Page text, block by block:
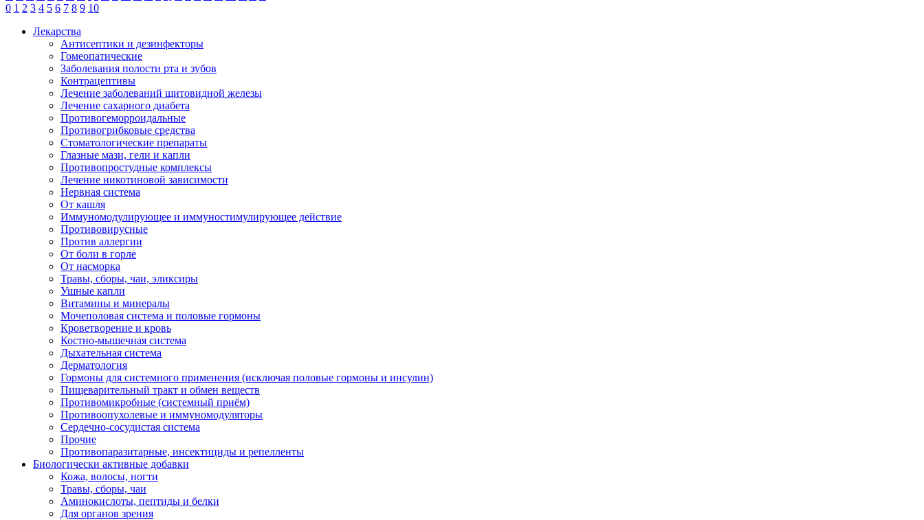
0 1 2 3 4 5 6 7 8 9 10
Лекарства
Антисептики и дезинфекторы
Гомеопатические
Заболевания полости рта и зубов
Контрацептивы
Лечение заболеваний щитовидной железы
Лечение сахарного диабета
Противогеморроидальные
Противогрибковые средства
Стоматологические препараты
Глазные мази, гели и капли
Противопростудные комплексы
Лечение никотиновой зависимости
Нервная система
От кашля
Иммуномодулирующее и иммуностимулирующее действие
Противовирусные
Против аллергии
От боли в горле
От насморка
Травы, сборы, чаи, эликсиры
Ушные капли
Витамины и минералы
Мочеполовая система и половые гормоны
Кроветворение и кровь
Костно-мышечная система
Дыхательная система
Дерматология
Гормоны для системного применения (исключая половые гормоны и инсулин)
Пищеварительный тракт и обмен веществ
Противомикробные (системный приём)
Противоопухолевые и иммуномодуляторы
Сердечно-сосудистая система
Прочие
Противопаразитарные, инсектициды и репелленты
Биологически активные добавки
Кожа, волосы, ногти
Травы, сборы, чаи
Аминокислоты, пептиды и белки
Для органов зрения